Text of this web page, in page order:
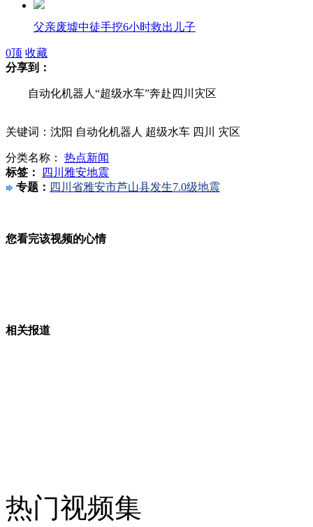
父亲废墟中徒手挖6小时救出儿子
地震救援48小时回顾：宝兴县不再是"孤岛"
川菜统一译名 夫妻肺片不再叫两口子的肺
雅安7级地震灾区见闻集锦
0顶 收藏
分享到：
自动化机器人“超级水车”奔赴四川灾区
关键词：沈阳 自动化机器人 超级水车 四川 灾区
分类名称： 热点新闻
标签：
四川雅安地震
专题： 四川省雅安市芦山县发生7.0级地震
您看完该视频的心情
相关报道
热门视频集